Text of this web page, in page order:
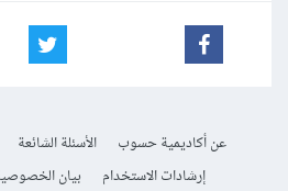
عن أكاديمية حسوب الأسئلة الشائعة
إرشادات الاستخدام
بيان